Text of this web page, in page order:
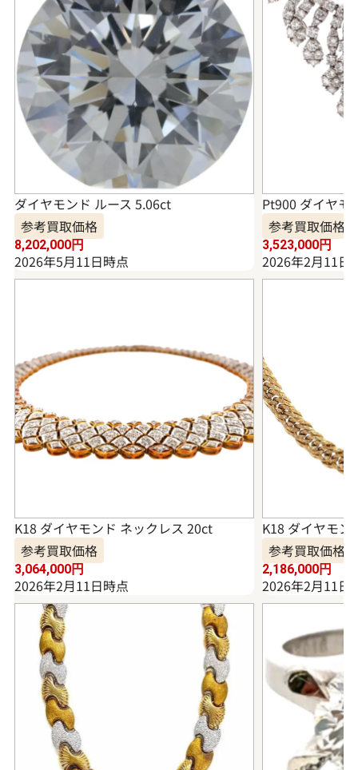
ダイヤモンド ルース 5.06ct
参考買取価格
8,202,000円
2026年5月11日時点
Pt900 ダイヤモ
参考買取価格
3,523,000円
2026年2月11日
K18 ダイヤモンド ネックレス 20ct
参考買取価格
3,064,000円
2026年2月11日時点
K18 ダイヤモン
参考買取価格
2,186,000円
2026年2月11日